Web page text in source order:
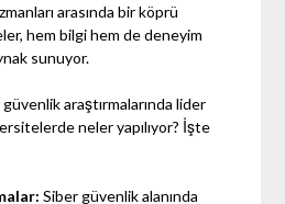
arasında bir köprü
hem bilgi hem de deneyim
sunuyor.
araştırmalarında lider
neler yapılıyor? İşte
Siber güvenlik alanında